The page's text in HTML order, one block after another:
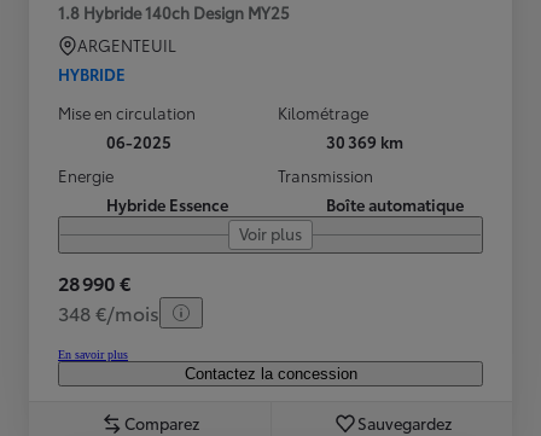
1.8 Hybride 140ch Design MY25
ARGENTEUIL
HYBRIDE
Mise en circulation
06-2025
Kilométrage
30 369 km
Energie
Hybride Essence
Transmission
Boîte automatique
Voir plus
28 990 €
348 €/mois
En savoir plus
Contactez la concession
Comparez Sauvegardez